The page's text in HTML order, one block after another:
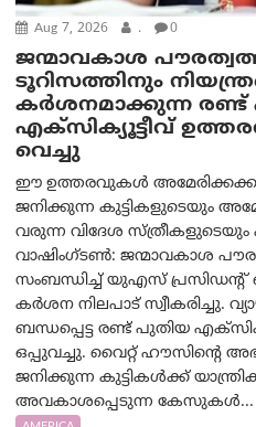
Aug 7, 2026 . 0
ജന്മാവകാശ
ടൂറിസത്തിനും
കർശനമാക്കുന്ന
എക്സിക്യൂട്ടീവ്
വെച്ചു
ഈ ഉത്തരവുകൾ
ജനിക്കുന്ന കുട്ടികളുടെയും
വരുന്ന വിദേശ സ്ത്രീകളുടെയും
വാഷിംഗ്ടണ്‍: ജന്മാവകാശ
സംബന്ധിച്ച് യുഎസ് പ്രസിഡന്റ്
കർശന നിലപാട് സ്വീകരിച്ചു.
ബന്ധപ്പെട്ട രണ്ട് പുതിയ
ഒപ്പുവച്ചു. വൈറ്റ് ഹൗസിന്റെ
ജനിക്കുന്ന കുട്ടികൾക്ക്
അവകാശപ്പെടുന്ന കേസുകൾ...